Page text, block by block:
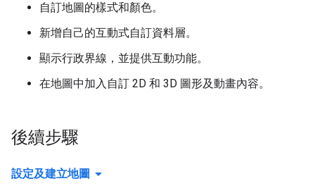
自訂地圖的樣式和顏色。
新增自己的互動式自訂資料層。
顯示行政界線，並提供互動功能。
在地圖中加入自訂 2D 和 3D 圖形及動畫內容。
後續步驟
設定及建立地圖 arrow_drop_down